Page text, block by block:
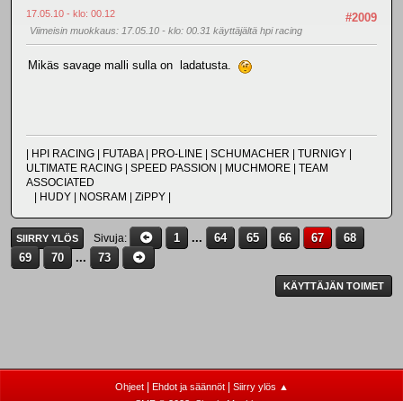
#2009
17.05.10 - klo: 00.12
Viimeisin muokkaus: 17.05.10 - klo: 00.31 käyttäjältä hpi racing
Mikäs savage malli sulla on ladatusta.
| HPI RACING | FUTABA | PRO-LINE | SCHUMACHER | TURNIGY |
ULTIMATE RACING | SPEED PASSION | MUCHMORE | TEAM
ASSOCIATED
| HUDY | NOSRAM | ZiPPY |
SIIRRY YLÖS Sivuja 1 ... 64 65 66 67
68
69
70 ... 73
KÄYTTÄJÄN TOIMET
Ohjeet| Ehdot ja säännöt| Siirry ylös ▲